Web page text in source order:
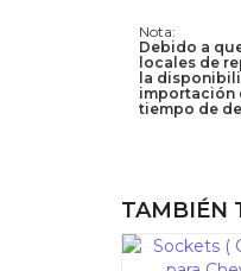
Nota:
Debido a
locales de
la
importación
tiempo de
TAMBIÉN